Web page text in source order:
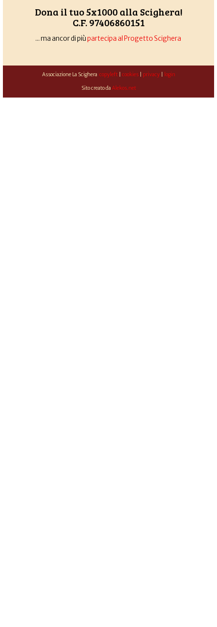
Dona il tuo 5x1000 alla Scighera!
C.F. 97406860151
... ma ancor di piùpartecipa al Progetto Scighera
Associazione La Scighera copyleft| cookies| privacy| login
Sito creato da Alekos.net